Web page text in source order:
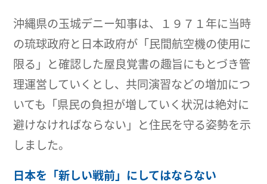
沖縄県の玉城デニー知事は、１９７１年に当時
の琉球政府と日本政府が「民間航空機の使用に
限る」と確認した屋良覚書の趣旨にもとづき管
理運営していくとし、共同演習などの増加につ
いても「県民の負担が増していく状況は絶対に
避けなければならない」と住民を守る姿勢を示
しました。
日本を「新しい戦前」にしてはならない